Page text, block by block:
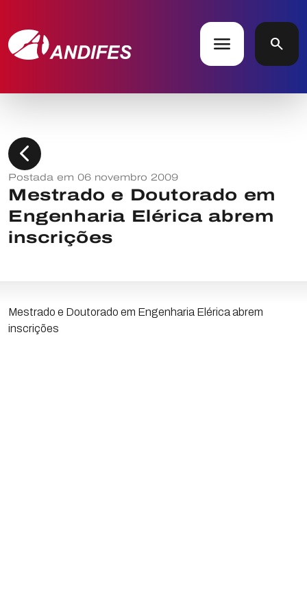
menu search
chevron_left
Postada em 06 novembro 2009
Mestrado e Doutorado em
Engenharia Elérica abrem
inscrições
Mestrado e Doutorado em Engenharia Elérica abrem
inscrições